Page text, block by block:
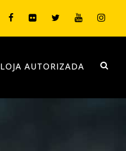
LOJA AUTORIZADA